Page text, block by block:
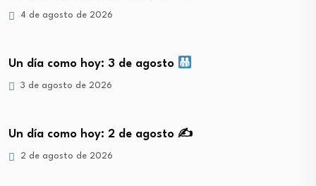
4 de agosto de 2026
Un día como hoy: 3 de agosto
3 de agosto de 2026
Un día como hoy: 2 de agosto ✍️
2 de agosto de 2026